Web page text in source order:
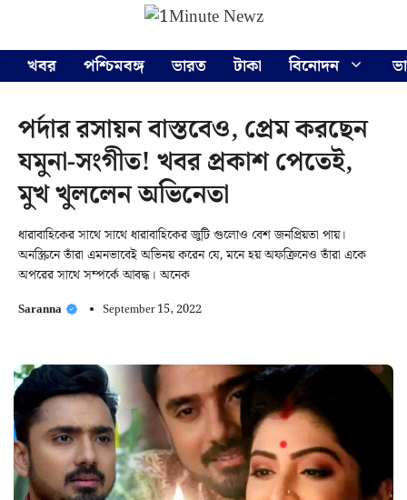
content
খবর
পশ্চিমবঙ্গ ভারত টাকা বিনোদন
পর্দার রসায়ন বাস্তবেও, প্রেম করছেন
যমুনা-সংগীত! খবর প্রকাশ পেতেই,
মুখ খুললেন অভিনেতা
ধারাবাহিকের সাথে সাথে ধারাবাহিকের জুটি গুলোও বেশ জনপ্রিয়তা পায়।
অনস্ক্রিনে তাঁরা এমনভাবেই অভিনয় করেন যে, মনে হয় অফক্রিনেও তাঁরা একে
অপরের সাথে সম্পর্কে আবদ্ধ। অনেক
Saranna September 15, 2022